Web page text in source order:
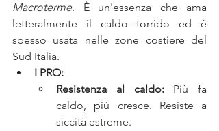
Macroterme. È un'essenza che ama
letteralmente il caldo torrido ed è
spesso usata nelle zone costiere del
Sud Italia.
I PRO:
Resistenza al caldo: Più fa
caldo, più cresce. Resiste a
siccità estreme.